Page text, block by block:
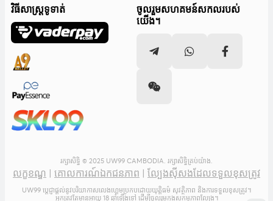
វិធីសាស្រ្តទូទាត់
ចូលរួមសហគមន៍សកលរបស់
យើង។
រក្សាសិទ្ធិ © 2025 UW99 CAMBODIA. រក្សាសិទ្ធិគ្រប់យ៉ាង.
លក្ខខណ្ឌ គោលការណ៍ឯកជនភាព ល្បែងស៊ីសងដែលទទួលខុសត្រូវ
UW99 ប្តេជ្ញាផ្តល់នូវបរិយាកាសលេងហ្គេមប្រកបដោយយុត្តិធម៌ សុវត្ថិភាព និងការទទួលខុសត្រូវ។
អ្នកត្រូវតែមានអាយុ 18 ឆ្នាំឡើងទៅ ដើម្បីចូលរួមក្នុងសកម្មភាពល្បែង។